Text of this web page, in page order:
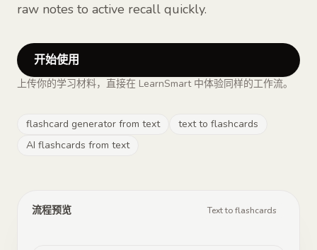
raw notes to active recall quickly.
开始使用
上传你的学习材料，直接在 LearnSmart 中体验同样的工作流。
flashcard generator from text
text to flashcards
AI flashcards from text
流程预览 Text to flashcards